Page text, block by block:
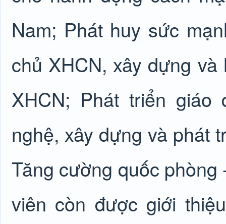
Nam; Phát huy sức
chủ XHCN, xây dựng
XHCN; Phát triển
nghệ, xây dựng và phát
Tăng cường quốc
viên còn được giới